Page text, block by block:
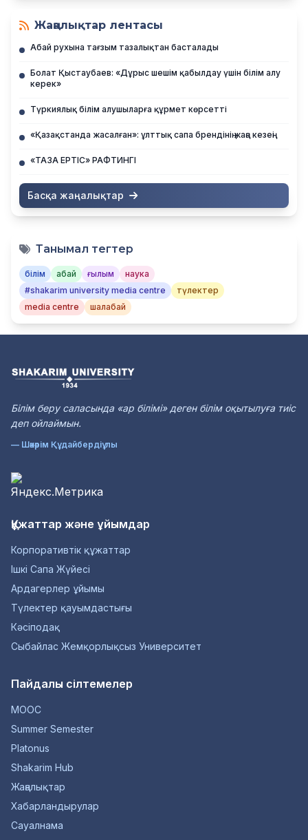
Жаңалықтар лентасы
Абай рухына тағзым тазалықтан басталады
Болат Қыстаубаев: «Дұрыс шешім қабылдау үшін білім алу
керек»
Түркиялық білім алушыларға құрмет көрсетті
«Қазақстанда жасалған»: ұлттық сапа брендінің жаңа кезеңі
«ТАЗА ЕРТІС» РАФТИНГІ
Басқа жаңалықтар
Танымал тегтер
білім абай ғылым
наука
#shakarim university media centre
түлектер
media centre
шалабай
Білім беру саласында «ар білімі» деген білім оқытылуға тиіс
деп ойлаймын.
— Шәкәрім Құдайбердіұлы
Құжаттар және ұйымдар
Корпоративтік құжаттар
Ішкі Сапа Жүйесі
Ардагерлер ұйымы
Түлектер қауымдастығы
Кәсіподақ
Сыбайлас Жемқорлықсыз Университет
Пайдалы сілтемелер
MOOC
Summer Semester
Platonus
Shakarim Hub
Жаңалықтар
Хабарландырулар
Сауалнама